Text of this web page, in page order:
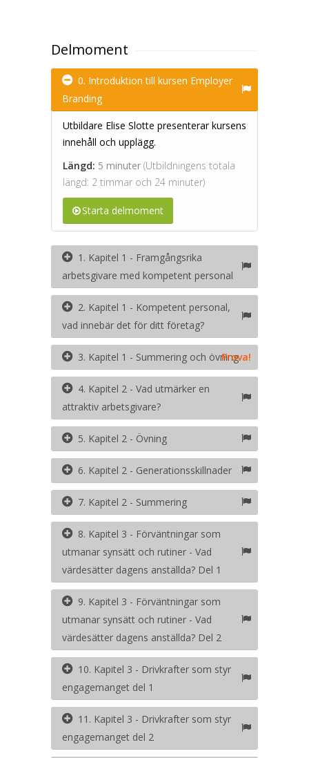
Delmoment
0. Introduktion till kursen Employer
Branding
Utbildare Elise Slotte presenterar kursens
innehåll och upplägg.
Längd: 5 minuter (Utbildningens totala
längd: 2 timmar och 24 minuter)
Starta delmoment
1. Kapitel 1 - Framgångsrika
arbetsgivare med kompetent personal
2. Kapitel 1 - Kompetent personal,
vad innebär det för ditt företag?
3. Kapitel 1 - Summering och övning
Prova!
4. Kapitel 2 - Vad utmärker en
attraktiv arbetsgivare?
5. Kapitel 2 - Övning
6. Kapitel 2 - Generationsskillnader
7. Kapitel 2 - Summering
8. Kapitel 3 - Förväntningar som
utmanar synsätt och rutiner - Vad
värdesätter dagens anställda? Del 1
9. Kapitel 3 - Förväntningar som
utmanar synsätt och rutiner - Vad
värdesätter dagens anställda? Del 2
10. Kapitel 3 - Drivkrafter som styr
engagemanget del 1
11. Kapitel 3 - Drivkrafter som styr
engagemanget del 2